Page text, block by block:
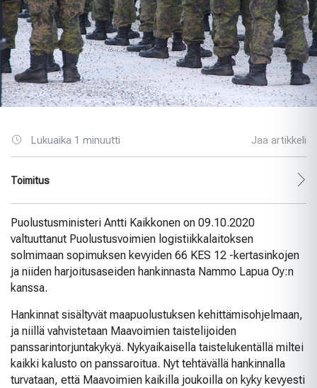
Lukuaika 1 minuutti Jaa artikkeli
Toimitus
Puolustusministeri Antti Kaikkonen on 09.10.2020
valtuuttanut Puolustusvoimien logistiikkalaitoksen
solmimaan sopimuksen kevyiden 66 KES 12 -kertasinkojen
ja niiden harjoitusaseiden hankinnasta Nammo Lapua Oy:n
kanssa.
Hankinnat sisältyvät maapuolustuksen kehittämisohjelmaan,
ja niillä vahvistetaan Maavoimien taistelijoiden
panssarintorjuntakykyä. Nykyaikaisella taistelukentällä miltei
kaikki kalusto on panssaroitua. Nyt tehtävällä hankinnalla
turvataan, että Maavoimien kaikilla joukoilla on kyky kevyesti